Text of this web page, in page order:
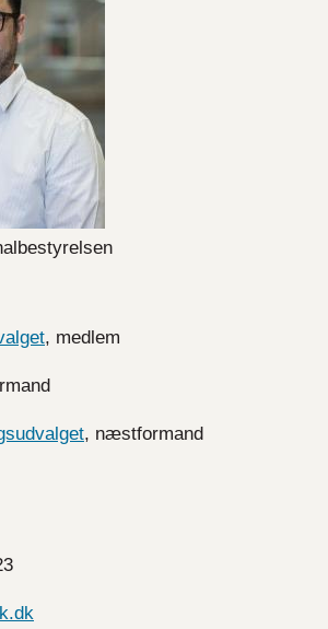
, medlem
, næstformand